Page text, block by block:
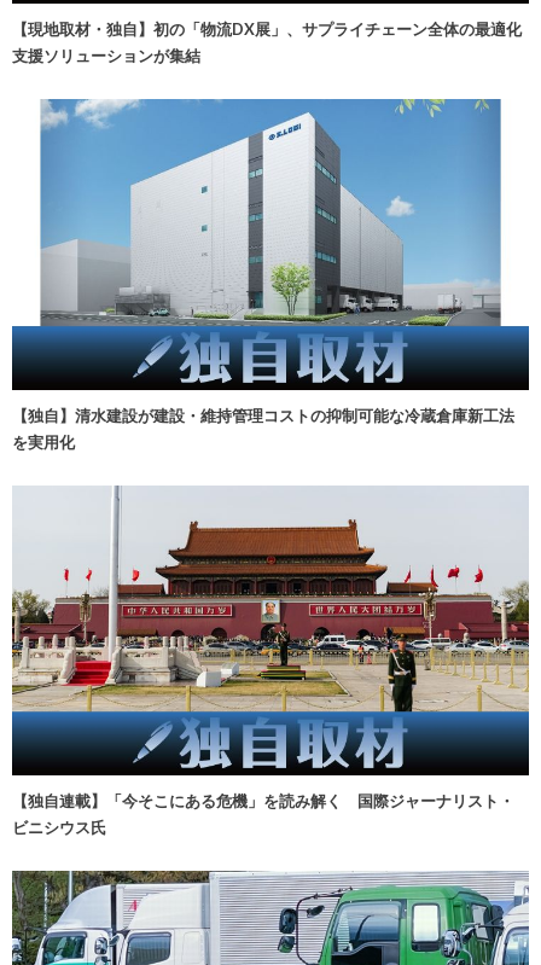
【現地取材・独自】初の「物流DX展」、サプライチェーン全体の最適化
支援ソリューションが集結
【独自】清水建設が建設・維持管理コストの抑制可能な冷蔵倉庫新工法
を実用化
【独自連載】「今そこにある危機」を読み解く 国際ジャーナリスト・
ビニシウス氏